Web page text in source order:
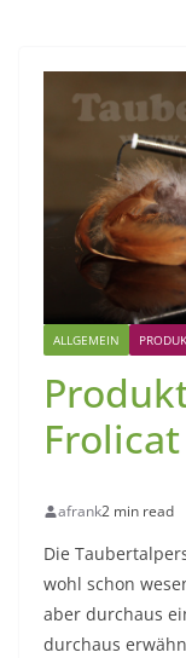
ALLGEMEIN
afrank2 min read
Die
wohl schon
aber durchaus
durchaus